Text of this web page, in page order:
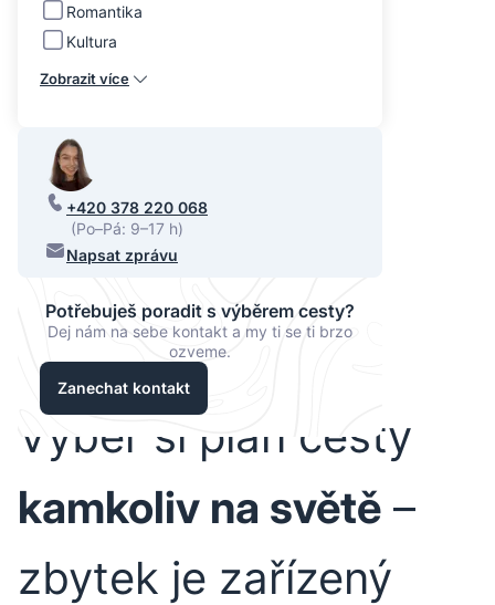
Romantika
Kultura
Zobrazit více
+420 378 220 068
(Po–Pá: 9–17 h)
Napsat zprávu
Potřebuješ poradit s výběrem cesty?
Dej nám na sebe kontakt a my ti se ti brzo
ozveme.
Zanechat kontakt
Vyber si plán cesty
kamkoliv na světě –
zbytek je zařízený